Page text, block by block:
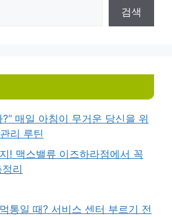
검색
매일 아침이 무거운 당신을 위
리 루틴
! 맥스밸류 이즈하라점에서 꼭
리
통일 때? 서비스 센터 부르기 전